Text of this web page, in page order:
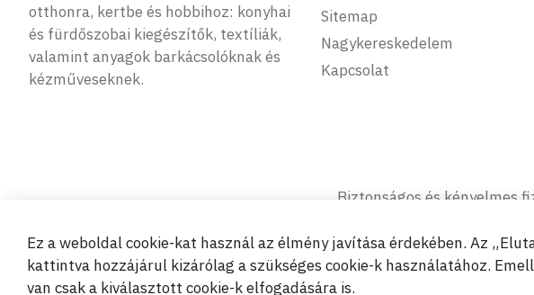
otthonra, kertbe és hobbihoz: konyhai
és fürdőszobai kiegészítők, textíliák,
valamint anyagok barkácsolóknak és
kézműveseknek.
Sitemap
Nagykereskedelem
Kapcsolat
Biztonságos és kényelmes
© 2019-2026 Megamix s.r.o.
Ez a weboldal cookie-kat használ az élmény javítása érdekében. Az
kattintva hozzájárul kizárólag a szükséges cookie-k használatához.
van csak a kiválasztott cookie-k elfogadására is.